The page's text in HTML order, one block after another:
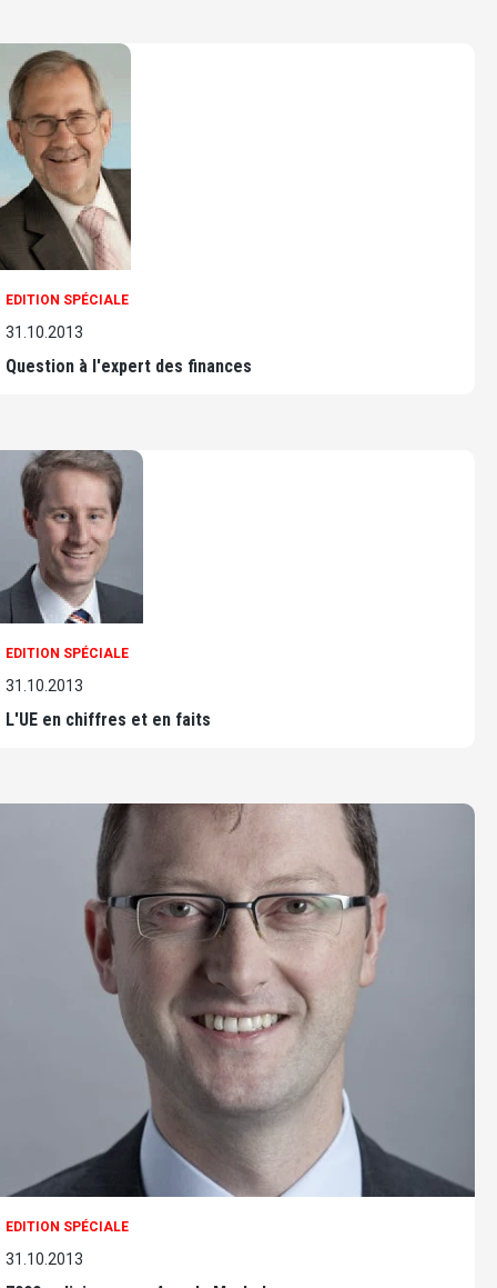
EDITION SPÉCIALE
31.10.2013
Question à l'expert des finances
EDITION SPÉCIALE
31.10.2013
L'UE en chiffres et en faits
EDITION SPÉCIALE
31.10.2013